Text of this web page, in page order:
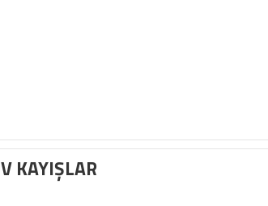
V KAYIŞLAR